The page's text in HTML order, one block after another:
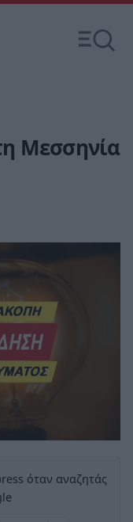
Μεσσηνία
όταν αναζητάς